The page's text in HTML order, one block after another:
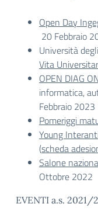
Open Day
20 Febbraio
Università
Vita
OPEN DIAG
informatica,
Febbraio 2023
Pomeriggi
Young
(scheda
Salone
Ottobre 2022
EVENTI a.s. 2021/